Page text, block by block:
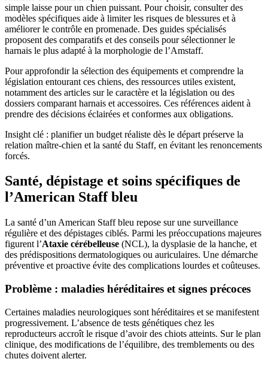
simple laisse pour un chien puissant. Pour choisir, consulter des
modèles spécifiques aide à limiter les risques de blessures et à
améliorer le contrôle en promenade. Des guides spécialisés
proposent des comparatifs et des conseils pour sélectionner le
harnais le plus adapté à la morphologie de l’Amstaff.
Pour approfondir la sélection des équipements et comprendre la
législation entourant ces chiens, des ressources utiles existent,
notamment des articles sur le caractère et la législation ou des
dossiers comparant harnais et accessoires. Ces références aident à
prendre des décisions éclairées et conformes aux obligations.
Insight clé : planifier un budget réaliste dès le départ préserve la
relation maître-chien et la santé du Staff, en évitant les renoncements
forcés.
Santé, dépistage et soins spécifiques de
l’American Staff bleu
La santé d’un American Staff bleu repose sur une surveillance
régulière et des dépistages ciblés. Parmi les préoccupations majeures
figurent l’Ataxie cérébelleuse (NCL), la dysplasie de la hanche, et
des prédispositions dermatologiques ou auriculaires. Une démarche
préventive et proactive évite des complications lourdes et coûteuses.
Problème : maladies héréditaires et signes précoces
Certaines maladies neurologiques sont héréditaires et se manifestent
progressivement. L’absence de tests génétiques chez les
reproducteurs accroît le risque d’avoir des chiots atteints. Sur le plan
clinique, des modifications de l’équilibre, des tremblements ou des
chutes doivent alerter.